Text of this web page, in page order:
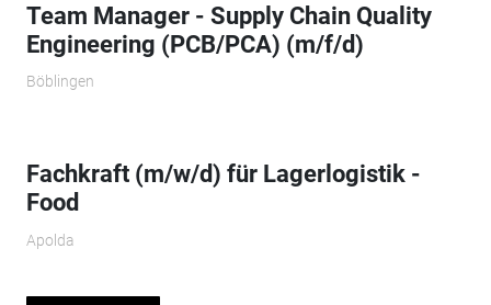
Team Manager - Supply Chain Quality
Engineering (PCB/PCA) (m/f/d)
Böblingen
Fachkraft (m/w/d) für Lagerlogistik -
Food
Apolda